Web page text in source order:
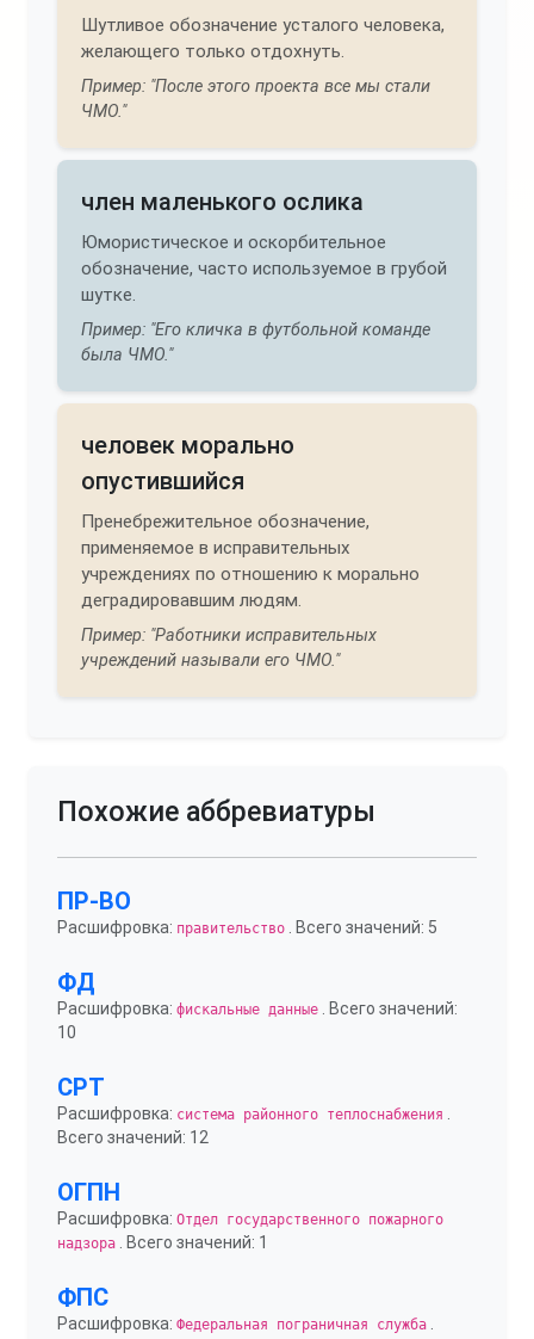
Шутливое обозначение усталого человека,
желающего только отдохнуть.
Пример: "После этого проекта все мы стали
ЧМО."
член маленького ослика
Юмористическое и оскорбительное
обозначение, часто используемое в грубой
шутке.
Пример: "Его кличка в футбольной команде
была ЧМО."
человек морально
опустившийся
Пренебрежительное обозначение,
применяемое в исправительных
учреждениях по отношению к морально
деградировавшим людям.
Пример: "Работники исправительных
учреждений называли его ЧМО."
Похожие аббревиатуры
ПР-ВО
Расшифровка: правительство . Всего значений: 5
ФД
Расшифровка: фискальные данные . Всего значений:
10
СРТ
Расшифровка: система районного теплоснабжения
Всего значений: 12
ОГПН
Расшифровка: Отдел государственного пожарного
надзора . Всего значений: 1
ФПС
Расшифровка: Федеральная пограничная служба